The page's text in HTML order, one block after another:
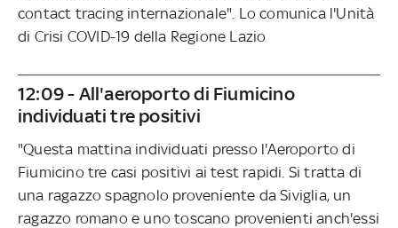
contact tracing internazionale". Lo comunica l'Unità
di Crisi COVID-19 della Regione Lazio
12:09 - All'aeroporto di Fiumicino
individuati tre positivi
"Questa mattina individuati presso l'Aeroporto di
Fiumicino tre casi positivi ai test rapidi. Si tratta di
una ragazzo spagnolo proveniente da Siviglia, un
ragazzo romano e uno toscano provenienti anch'essi